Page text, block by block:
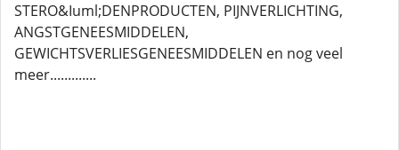
STERO&Iuml;DENPRODUCTEN, PIJNVERLICHTING,
ANGSTGENEESMIDDELEN,
GEWICHTSVERLIESGENEESMIDDELEN en nog veel
meer.............